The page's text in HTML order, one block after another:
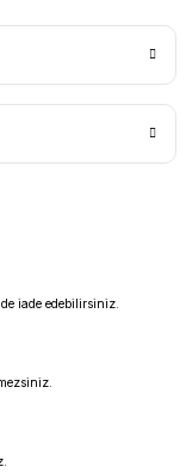
iade edebilirsiniz.